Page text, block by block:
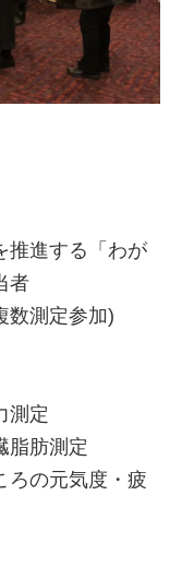
進する「わが
者
測定参加)
定
測定
元気度・疲